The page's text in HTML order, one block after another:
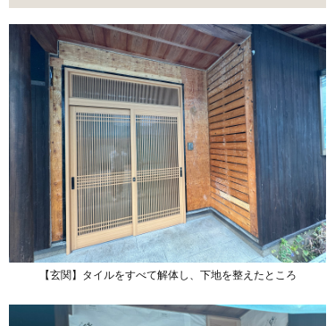
【玄関】タイルをすべて解体し、下地を整えたところ